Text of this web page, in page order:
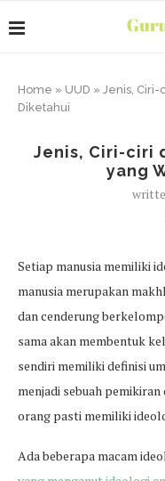
Home » UUD » Jenis, Ciri-
Diketahui
Jenis, Ciri-ciri
yang
Setiap manusia memiliki
manusia merupakan
dan cenderung
sama akan membentuk
sendiri memiliki definisi
menjadi sebuah
orang pasti memiliki
Ada beberapa macam